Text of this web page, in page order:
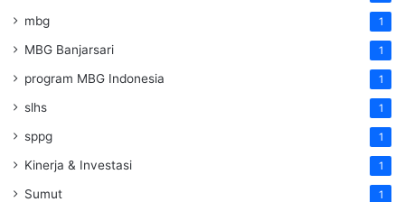
mbg 1
MBG Banjarsari 1
program MBG Indonesia 1
slhs 1
sppg 1
Kinerja & Investasi 1
Sumut 1